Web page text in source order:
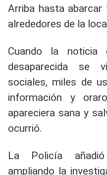
Arriba hasta
alrededores de la
Cuando la noticia
desaparecida se
sociales, miles de
información y
apareciera sana y
ocurrió.
La Policía
ampliando la